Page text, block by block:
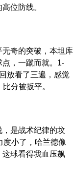
位防线。
奇的突破，本坦库
，一蹴而就。1-
放看了三遍，感觉
分被扳平。
是战术纪律的坟
度小了，哈兰德像
球看得我血压飙